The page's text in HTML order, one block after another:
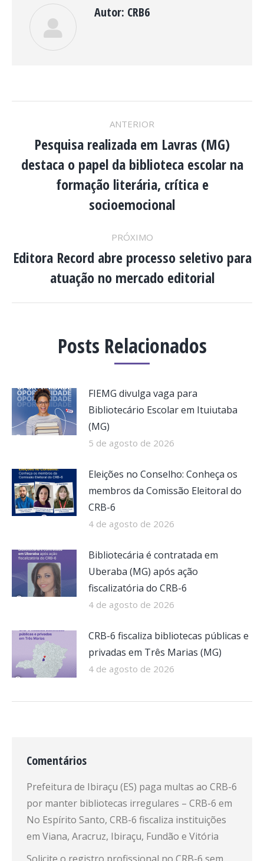
Autor: CRB6
NAVEGAÇÃO
DE
POST:
ANTERIOR
Post
anterior:
Pesquisa realizada em Lavras (MG)
destaca o papel da biblioteca escolar na
formação literária, crítica e
socioemocional
PRÓXIMO
Próximo
post:
Editora Record abre processo seletivo para
atuação no mercado editorial
Posts Relacionados
FIEMG divulga vaga para
Bibliotecário Escolar em Ituiutaba
(MG)
5 de agosto de 2026
Eleições no Conselho: Conheça os
membros da Comissão Eleitoral do
CRB-6
4 de agosto de 2026
Bibliotecária é contratada em
Uberaba (MG) após ação
fiscalizatória do CRB-6
4 de agosto de 2026
CRB-6 fiscaliza bibliotecas públicas e
privadas em Três Marias (MG)
4 de agosto de 2026
Comentários
Prefeitura de Ibiraçu (ES) paga multas ao CRB-6
por manter bibliotecas irregulares – CRB-6 em
No Espírito Santo, CRB-6 fiscaliza instituições
em Viana, Aracruz, Ibiraçu, Fundão e Vitória